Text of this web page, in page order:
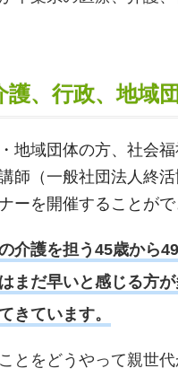
護、行政、地域
地域団体の方、社会
師（一般社団法人終
ーを開催することがで
介護を担う45歳から
まだ早いと感じる方
きています。
とをどうやって親世